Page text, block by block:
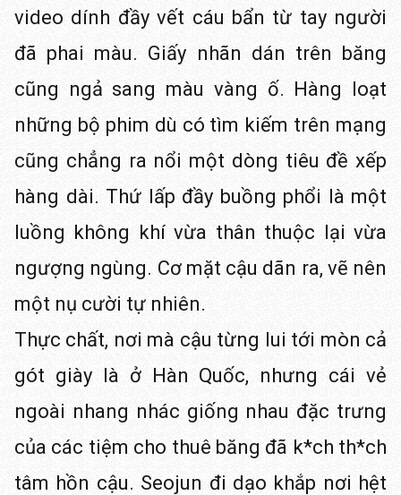
video dính đầy vết cáu bẩn từ tay người
đã phai màu. Giấy nhãn dán trên băng
cũng ngả sang màu vàng ố. Hàng loạt
những bộ phim dù có tìm kiếm trên mạng
cũng chẳng ra nổi một dòng tiêu đề xếp
hàng dài. Thứ lấp đầy buồng phổi là một
luồng không khí vừa thân thuộc lại vừa
ngượng ngùng. Cơ mặt cậu dãn ra, vẽ nên
một nụ cười tự nhiên.
Thực chất, nơi mà cậu từng lui tới mòn cả
gót giày là ở Hàn Quốc, nhưng cái vẻ
ngoài nhang nhác giống nhau đặc trưng
của các tiệm cho thuê băng đã k*ch th*ch
tâm hồn cậu. Seojun đi dạo khắp nơi hệt